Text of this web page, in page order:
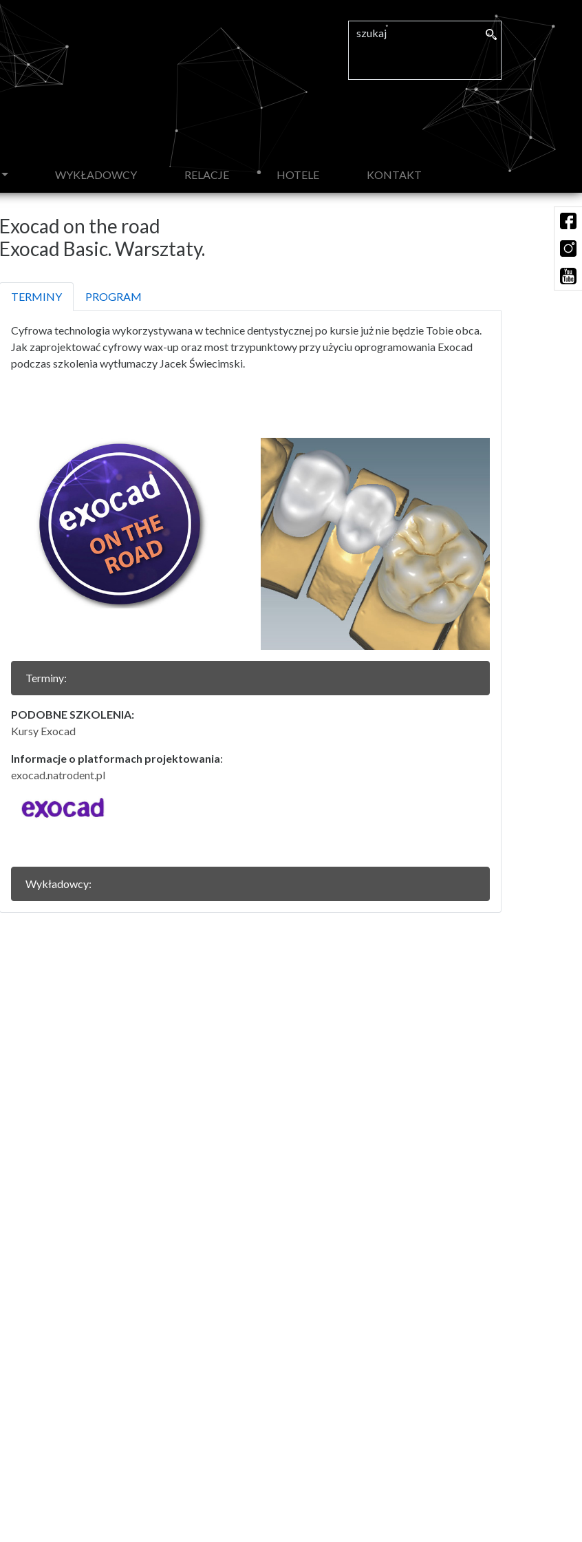
WYKŁADOWCY RELACJE HOTELE KONTAKT
Exocad on the road
Exocad Basic. Warsztaty.
TERMINY PROGRAM
Cyfrowa technologia wykorzystywana w technice dentystycznej po kursie już nie będzie Tobie obca.
Jak zaprojektować cyfrowy wax-up oraz most trzypunktowy przy użyciu oprogramowania Exocad
podczas szkolenia wytłumaczy Jacek Świecimski.
Terminy:
PODOBNE SZKOLENIA:
Kursy Exocad
Informacje o platformach projektowania:
exocad.natrodent.pl
Wykładowcy: